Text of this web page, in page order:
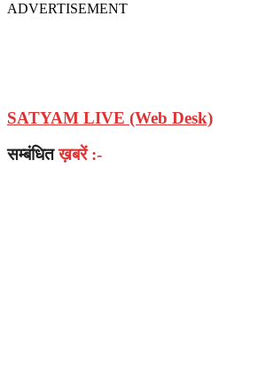
ADVERTISEMENT
SATYAM LIVE (Web Desk)
सम्बंधितख़बरें :-